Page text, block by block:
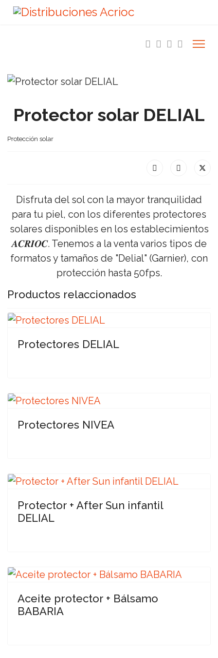
Protector solar DELIAL
Protección solar
Disfruta del sol con la mayor tranquilidad
para tu piel, con los diferentes protectores
solares disponibles en los establecimientos
𝑨𝑪𝑹𝑰𝑶𝑪. Tenemos a la venta varios tipos de
formatos y tamaños de "Delial" (Garnier), con
protección hasta 50fps.
Productos relaccionados
Protectores DELIAL
Protectores NIVEA
Protector + After Sun infantil
DELIAL
Aceite protector + Bálsamo
BABARIA